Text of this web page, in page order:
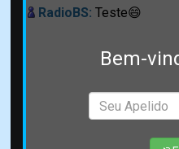
Bem-
RadioBS: Teste😄